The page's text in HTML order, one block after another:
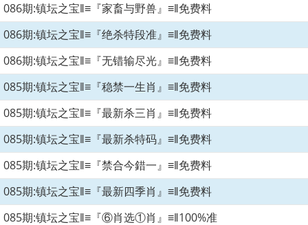
086期:镇坛之宝‖≡『家畜与野兽』≡‖免费料
086期:镇坛之宝‖≡『绝杀特段准』≡‖免费料
086期:镇坛之宝‖≡『无错输尽光』≡‖免费料
085期:镇坛之宝‖≡『稳禁一生肖』≡‖免费料
085期:镇坛之宝‖≡『最新杀三肖』≡‖免费料
085期:镇坛之宝‖≡『最新杀特码』≡‖免费料
085期:镇坛之宝‖≡『禁合今錯一』≡‖免费料
085期:镇坛之宝‖≡『最新四季肖』≡‖免费料
085期:镇坛之宝‖≡『⑥肖选①肖』≡‖100%准